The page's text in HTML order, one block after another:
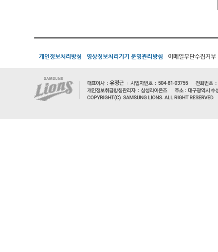
개인정보처리방침 영상정보처리기기 운영관리방침 이메일무단수집거부